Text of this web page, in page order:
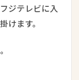
ジテレビに入
けます。